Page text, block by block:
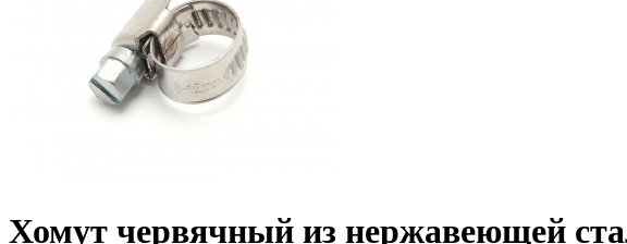
Хомут червячный из нержавеющей